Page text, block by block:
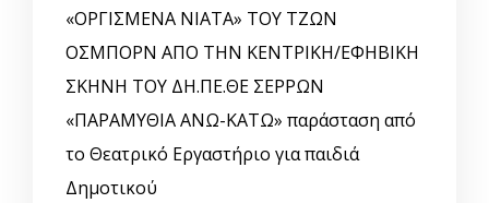
«ΟΡΓΙΣΜΕΝΑ ΝΙΑΤΑ» ΤΟΥ ΤΖΩΝ
ΟΣΜΠΟΡΝ ΑΠΟ ΤΗΝ ΚΕΝΤΡΙΚΗ/ΕΦΗΒΙΚΗ
ΣΚΗΝΗ ΤΟΥ ΔΗ.ΠΕ.ΘΕ ΣΕΡΡΩΝ
«ΠΑΡΑΜΥΘΙΑ ΑΝΩ-ΚΑΤΩ» παράσταση από
το Θεατρικό Εργαστήριο για παιδιά
Δημοτικού